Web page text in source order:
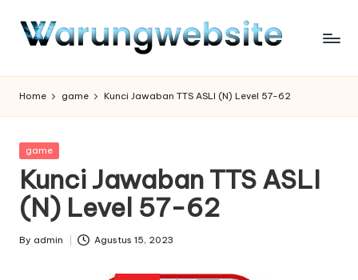
Home game Kunci Jawaban TTS ASLI (N) Level 57-62
Posted
game
Kunci Jawaban TTS ASLI
(N) Level 57-62
Posted
By admin Agustus 15, 2023